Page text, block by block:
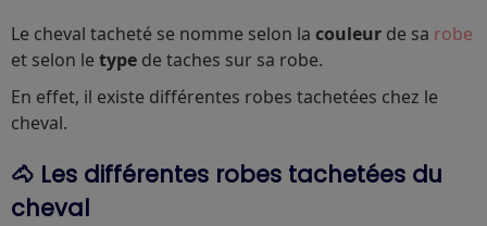
Le cheval tacheté se nomme selon la couleur de sa robe
et selon le type de taches sur sa robe.
En effet, il existe différentes robes tachetées chez le
cheval.
🐴 Les différentes robes tachetées du
cheval